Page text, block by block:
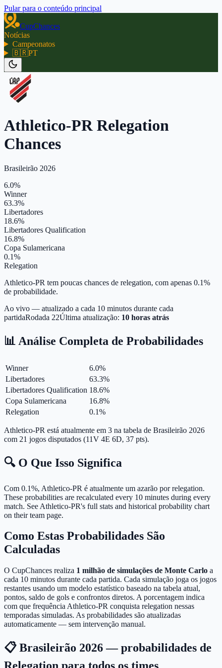
Pular para o conteúdo principal
CupChances
Notícias
Campeonatos
🇧🇷PT
Athletico-PR Relegation
Chances
Brasileirão 2026
6.0%
Winner
63.3%
Libertadores
18.6%
Libertadores Qualification
16.8%
Copa Sulamericana
0.1%
Relegation
Athletico-PR tem poucas chances de relegation, com apenas 0.1%
de probabilidade.
Ao vivo — atualizado a cada 10 minutos durante cada
partidaRodada 22Última atualização: 10 horas atrás
📊 Análise Completa de Probabilidades
Winner 6.0%
Libertadores
63.3%
Libertadores Qualification 18.6%
Copa Sulamericana
16.8%
Relegation
0.1%
Athletico-PR está atualmente em 3 na tabela de Brasileirão 2026
com 21 jogos disputados (11V 4E 6D, 37 pts).
🔍 O Que Isso Significa
Com 0.1%, Athletico-PR é atualmente um azarão por relegation.
These probabilities are recalculated every 10 minutes during every
match. See Athletico-PR's full stats and historical probability chart
on their team page.
Como Estas Probabilidades São
Calculadas
O CupChances realiza 1 milhão de simulações de Monte Carlo a
cada 10 minutos durante cada partida. Cada simulação joga os jogos
restantes usando um modelo estatístico baseado na tabela atual,
pontos, saldo de gols e confrontos diretos. A porcentagem indica
com que frequência Athletico-PR conquista relegation nessas
temporadas simuladas. As probabilidades são atualizadas
automaticamente — sem intervenção manual.
📋 Brasileirão 2026 — probabilidades de